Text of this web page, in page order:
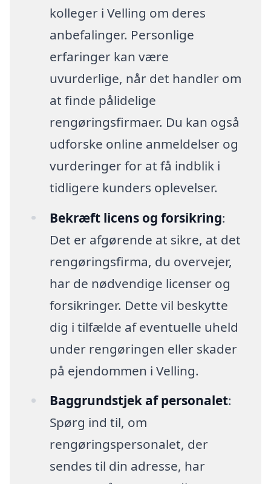
kolleger i Velling om deres
anbefalinger. Personlige
erfaringer kan være
uvurderlige, når det handler om
at finde pålidelige
rengøringsfirmaer. Du kan også
udforske online anmeldelser og
vurderinger for at få indblik i
tidligere kunders oplevelser.
Bekræft licens og forsikring:
Det er afgørende at sikre, at det
rengøringsfirma, du overvejer,
har de nødvendige licenser og
forsikringer. Dette vil beskytte
dig i tilfælde af eventuelle uheld
under rengøringen eller skader
på ejendommen i Velling.
Baggrundstjek af personalet:
Spørg ind til, om
rengøringspersonalet, der
sendes til din adresse, har